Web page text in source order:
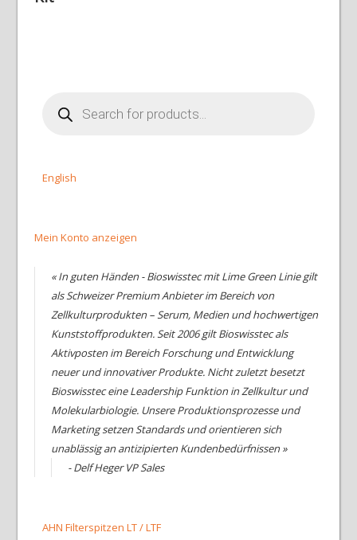
search
English
Mein Konto anzeigen
« In guten Händen - Bioswisstec mit Lime Green Linie gilt
als Schweizer Premium Anbieter im Bereich von
Zellkulturprodukten – Serum, Medien und hochwertigen
Kunststoffprodukten. Seit 2006 gilt Bioswisstec als
Aktivposten im Bereich Forschung und Entwicklung
neuer und innovativer Produkte. Nicht zuletzt besetzt
Bioswisstec eine Leadership Funktion in Zellkultur und
Molekularbiologie. Unsere Produktionsprozesse und
Marketing setzen Standards und orientieren sich
unablässig an antizipierten Kundenbedürfnissen »
- Delf Heger VP Sales
AHN Filterspitzen LT / LTF